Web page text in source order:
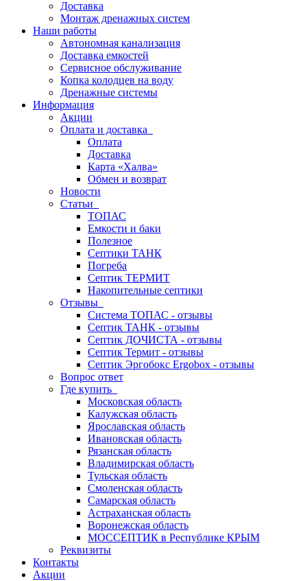
Доставка
Монтаж дренажных систем
Наши работы
Автономная канализация
Доставка емкостей
Сервисное обслуживание
Копка колодцев на воду
Дренажные системы
Информация
Акции
Оплата и доставка
Оплата
Доставка
Карта «Халва»
Обмен и возврат
Новости
Статьи
ТОПАС
Емкости и баки
Полезное
Септики ТАНК
Погреба
Септик ТЕРМИТ
Накопительные септики
Отзывы
Система ТОПАС - отзывы
Септик ТАНК - отзывы
Септик ДОЧИСТА - отзывы
Септик Термит - отзывы
Септик Эргобокс Ergobox - отзывы
Вопрос ответ
Где купить
Московская область
Калужская область
Ярославская область
Ивановская область
Рязанская область
Владимирская область
Тульская область
Смоленская область
Самарская область
Астраханская область
Воронежская область
МОССЕПТИК в Республике КРЫМ
Реквизиты
Контакты
Акции